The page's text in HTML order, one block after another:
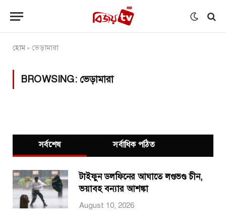
হোম» ভেড়ামারা
BROWSING: ভেড়ামারা
সর্বশেষ সর্বাধিক পঠিত
টাইফুন ডলফিনের আঘাতে লণ্ডভণ্ড চীন,
ভয়াবহ বন্যার আশঙ্কা
August 10, 2026